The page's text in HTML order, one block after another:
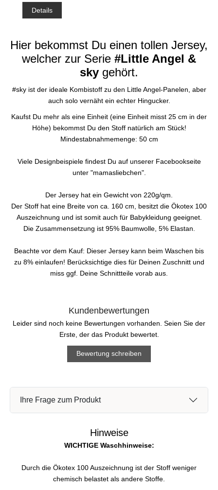
Details
Hier bekommst Du einen tollen Jersey,
welcher zur Serie #Little Angel &
sky gehört.
#sky ist der ideale Kombistoff zu den Little Angel-Panelen, aber
auch solo vernäht ein echter Hingucker.
Kaufst Du mehr als eine Einheit (eine Einheit misst 25 cm in der
Höhe) bekommst Du den Stoff natürlich am Stück!
Mindestabnahmemenge: 50 cm
Viele Designbeispiele findest Du auf unserer Facebookseite
unter "mamasliebchen".
Der Jersey hat ein Gewicht von 220g/qm.
Der Stoff hat eine Breite von ca. 160 cm, besitzt die Ökotex 100
Auszeichnung und ist somit auch für Babykleidung geeignet.
Die Zusammensetzung ist 95% Baumwolle, 5% Elastan.
Beachte vor dem Kauf: Dieser Jersey kann beim Waschen bis
zu 8% einlaufen! Berücksichtige dies für Deinen Zuschnitt und
miss ggf. Deine Schnittteile vorab aus.
Kundenbewertungen
Leider sind noch keine Bewertungen vorhanden. Seien Sie der
Erste, der das Produkt bewertet.
Bewertung schreiben
Ihre Frage zum Produkt
Hinweise
WICHTIGE Waschhinweise:
Durch die Ökotex 100 Auszeichnung ist der Stoff weniger
chemisch belastet als andere Stoffe.